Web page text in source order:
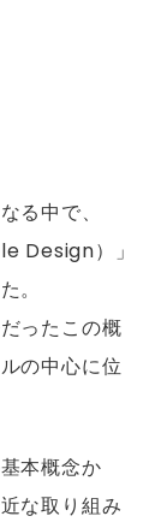
る中で、
Design）」
。
ったこの概
の中心に位
本概念か
な取り組み